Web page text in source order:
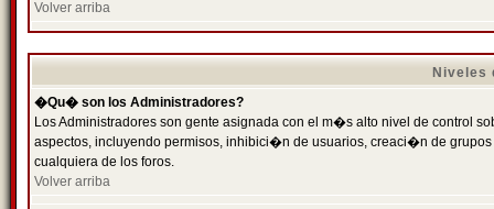
Volver arriba
Niveles
�Qu� son los Administradores?
Los Administradores son gente asignada con el m�s alto nivel de control
aspectos, incluyendo permisos, inhibici�n de usuarios, creaci�n de
cualquiera de los foros.
Volver arriba